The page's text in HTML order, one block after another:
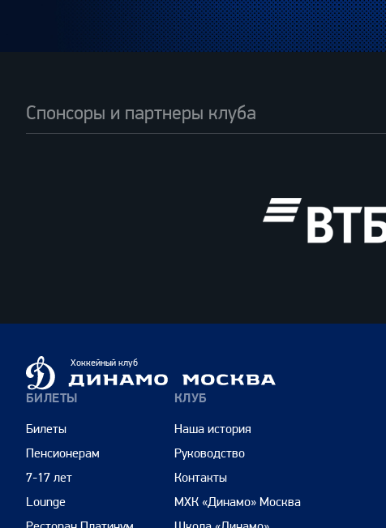
Спонсоры и партнеры клуба
Динамо
Москва
Хоккейный клуб
БИЛЕТЫ
Билеты
Пенсионерам
7-17 лет
Lounge
КЛУБ
Наша история
Руководство
Контакты
МХК «Динамо» Москва